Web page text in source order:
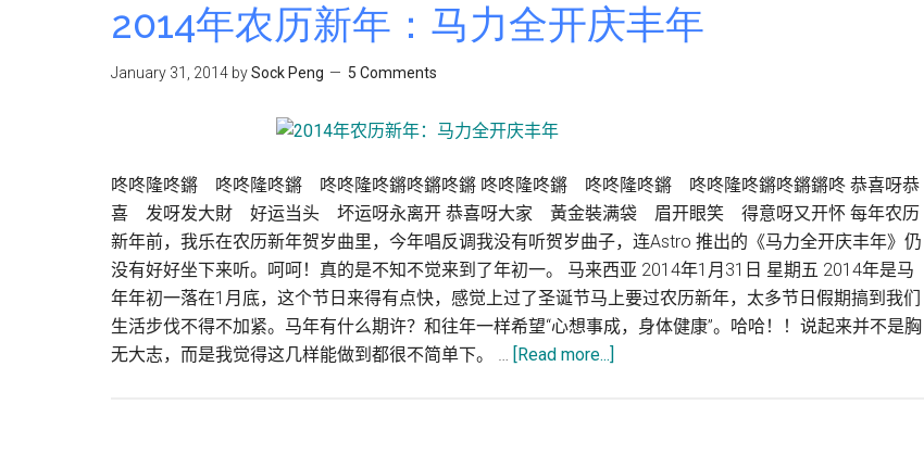
2014年农历新年：马力全开庆丰年
January 31, 2014 bySock Peng 5 Comments
咚咚隆咚鏘 咚咚隆咚鏘 咚咚隆咚鏘咚鏘咚鏘 咚咚隆咚鏘 咚咚隆咚鏘 咚咚隆咚鏘咚鏘鏘咚 恭喜呀恭
喜 发呀发大財 好运当头 坏运呀永离开 恭喜呀大家 黃金裝满袋 眉开眼笑 得意呀又开怀 每年农历
新年前，我乐在农历新年贺岁曲里，今年唱反调我没有听贺岁曲子，连Astro 推出的《马力全开庆丰年》仍
没有好好坐下来听。呵呵！真的是不知不觉来到了年初一。 马来西亚 2014年1月31日 星期五 2014年是马
年年初一落在1月底，这个节日来得有点快，感觉上过了圣诞节马上要过农历新年，太多节日假期搞到我们
生活步伐不得不加紧。马年有什么期许？和往年一样希望“心想事成，身体健康”。哈哈！！说起来并不是胸
无大志，而是我觉得这几样能做到都很不简单下。 … [Read more...]